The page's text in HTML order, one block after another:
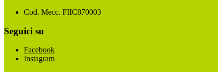
Cod. Mecc. FIIC870003
Seguici su
Facebook
Instagram